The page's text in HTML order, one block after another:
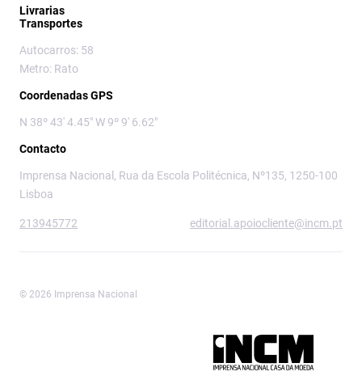
Livrarias
Transportes
Autocarros: 58
Metro: Rato
Coordenadas GPS
N 38º 43' 4.45" W 9º 9' 6.62"
Contacto
Imprensa Nacional, Rua da Escola Politécnica, Nº135, 1250-100
Lisboa
213945772 editorial.apoiocliente@incm.pt
© 2026 Imprensa Nacional